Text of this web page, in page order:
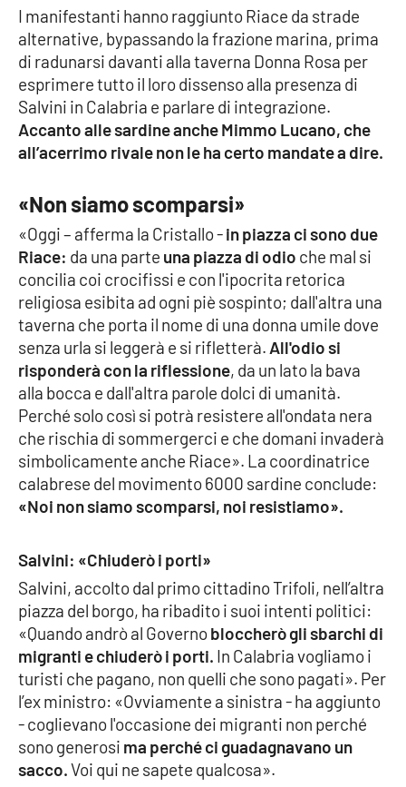
Politica
Sanità
Società
Sport
RUBRICHE
Good Morning Vietnam
Parchi Marini Calabria
Leggendo Alvaro insieme
Imprese Di Calabria
Le perfidie di Antonella Grippo
Venti di comunicazione
STREAMING
LaC TV
LaC Network
LaC OnAir
EDIZIONI
LOCALI
I manifestanti hanno raggiunto Riace da strade
alternative, bypassando la frazione marina, prima
di radunarsi davanti alla taverna Donna Rosa per
esprimere tutto il loro dissenso alla presenza di
Salvini in Calabria e parlare di integrazione.
Accanto alle sardine anche Mimmo Lucano, che
all’acerrimo rivale non le ha certo mandate a dire.
«Non siamo scomparsi»
«Oggi – afferma la Cristallo -in piazza ci sono due
Riace: da una parte una piazza di odio che mal si
concilia coi crocifissi e con l'ipocrita retorica
religiosa esibita ad ogni piè sospinto; dall'altra una
taverna che porta il nome di una donna umile dove
senza urla si leggerà e si rifletterà. All'odio si
risponderà con la riflessione, da un lato la bava
alla bocca e dall'altra parole dolci di umanità.
Perché solo così si potrà resistere all'ondata nera
che rischia di sommergerci e che domani invaderà
simbolicamente anche Riace». La coordinatrice
calabrese del movimento 6000 sardine conclude:
«Noi non siamo scomparsi, noi resistiamo».
Salvini: «Chiuderò i porti»
Salvini, accolto dal primo cittadino Trifoli, nell’altra
piazza del borgo, ha ribadito i suoi intenti politici:
«Quando andrò al Governobloccherò gli sbarchi di
migranti e chiuderò i porti. In Calabria vogliamo i
turisti che pagano, non quelli che sono pagati». Per
l’ex ministro: «Ovviamente a sinistra - ha aggiunto
- coglievano l'occasione dei migranti non perché
sono generosi ma perché ci guadagnavano un
sacco.Voi qui ne sapete qualcosa».